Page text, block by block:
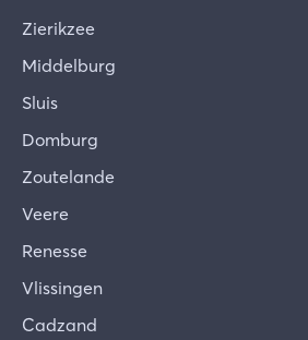
zorg schoongemaakt,
van bedlinnen, handdoeken en
extra's. Mocht je desondanks
iets ontbreekt of niet in orde is,
na je aankomst door, zodat we
Verschuiven van het meubilair
en ziel en naar persoonlijke
Samen hopen we dat je je
Zierikzee
Middelburg
Sluis
Domburg
Zoutelande
Veere
Renesse
Vlissingen
Cadzand